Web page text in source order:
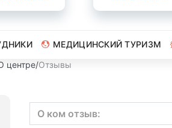
МЕДИЦИНСКИЙ ТУРИЗМ
центре/Отзывы
О ком отзыв: